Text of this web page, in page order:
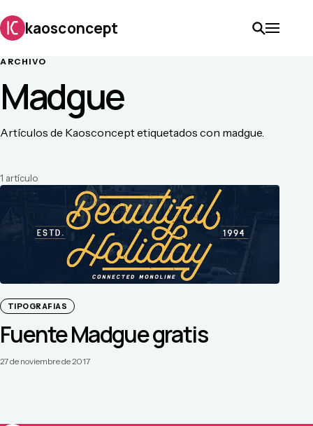
kaosconcept
ARCHIVO
Madgue
Artículos de Kaosconcept etiquetados con madgue.
1 artículo
TIPOGRAFIAS
Fuente Madgue gratis
27 de noviembre de 2017